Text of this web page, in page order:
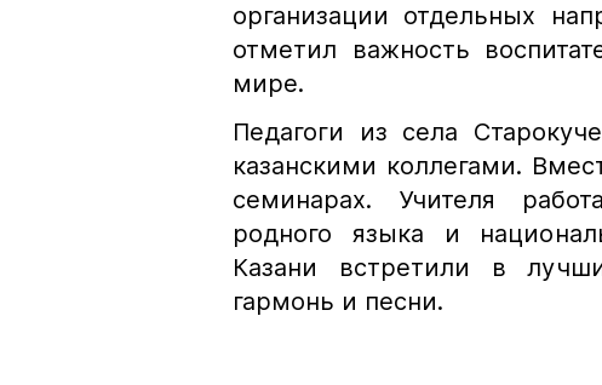
организации отдельных
отметил важность
мире.
Педагоги из села
казанскими коллегами.
семинарах. Учителя
родного языка и
Казани встретили в
гармонь и песни.